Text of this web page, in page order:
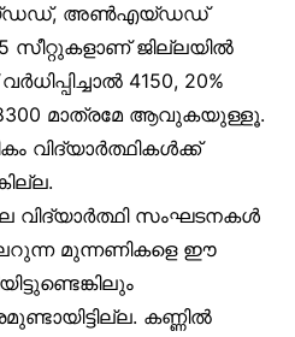
എയ്ഡഡ്, അൺഎയ്ഡഡ്
സീറ്റുകളാണ് ജില്ലയിൽ
4150, 20%
8300 മാത്രമേ ആവുകയുള്ളൂ.
വിദ്യാർത്ഥികൾക്ക്
വിദ്യാർത്ഥി സംഘടനകൾ
മുന്നണികളെ ഈ
കണ്ണിൽ